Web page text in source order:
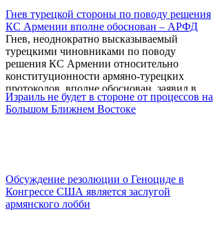
Гнев турецкой стороны по поводу решения
КС Армении вполне обоснован – АРФД
Гнев, неоднократно высказываемый
турецкими чиновниками по поводу
решения КС Армении относительно
конституционности армяно-турецких
протоколов, вполне обоснован, заявил в
среду глава фракции АРФ Дашнакцутюн
Ваан Ованнисян.
Израиль не будет в стороне от процессов на
Большом Ближнем Востоке
Обсуждение резолюции о Геноциде в
Конгрессе США является заслугой
армянского лобби